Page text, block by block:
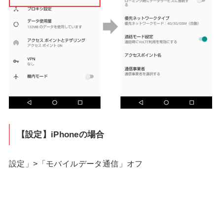
【設定】iPhoneの場合
設定」>「モバイルデータ通信」オフ